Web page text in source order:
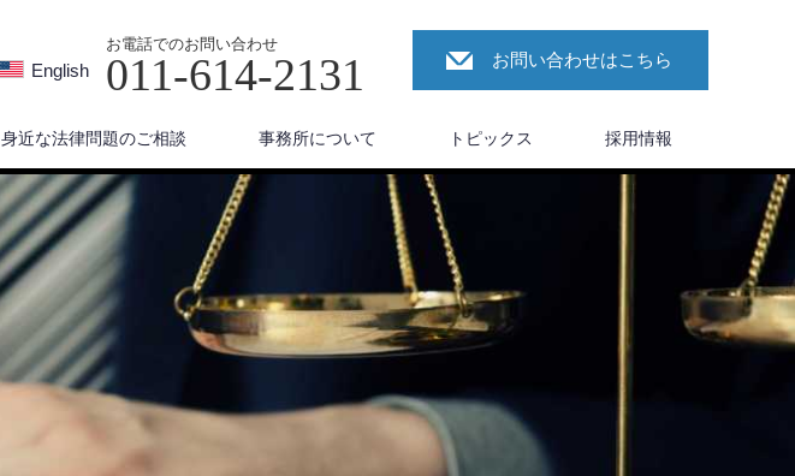
English
お電話でのお問い合わせ
011-614-2131 お問い合わせはこちら
身近な法律問題のご相談 事務所について トピックス 採用情報